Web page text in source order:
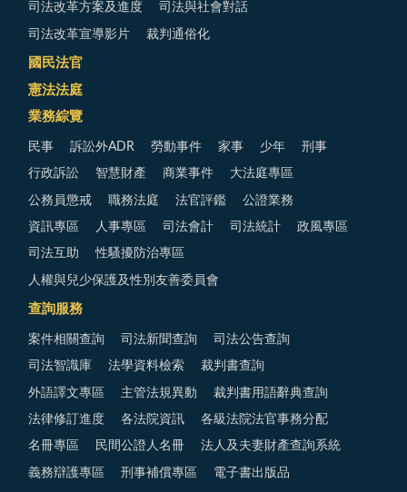
司法改革方案及進度 司法與社會對話
司法改革宣導影片 裁判通俗化
國民法官
憲法法庭
業務綜覽
民事 訴訟外ADR 勞動事件 家事 少年 刑事
行政訴訟 智慧財產 商業事件 大法庭專區
公務員懲戒 職務法庭 法官評鑑 公證業務
資訊專區 人事專區 司法會計 司法統計 政風專區
司法互助 性騷擾防治專區
人權與兒少保護及性別友善委員會
查詢服務
案件相關查詢 司法新聞查詢 司法公告查詢
司法智識庫 法學資料檢索 裁判書查詢
外語譯文專區 主管法規異動 裁判書用語辭典查詢
法律修訂進度 各法院資訊 各級法院法官事務分配
名冊專區 民間公證人名冊 法人及夫妻財產查詢系統
義務辯護專區 刑事補償專區 電子書出版品